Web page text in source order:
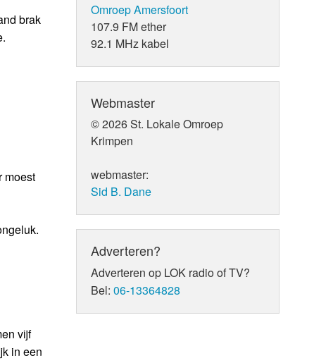
brak
moest
vijf
in een
Omroep Amersfoort
107.9 FM ether
92.1 MHz kabel
Webmaster
© 2026 St. Lokale Omroep
Krimpen
webmaster:
Sid B. Dane
Adverteren?
Adverteren op LOK radio of TV?
Bel:06-13364828